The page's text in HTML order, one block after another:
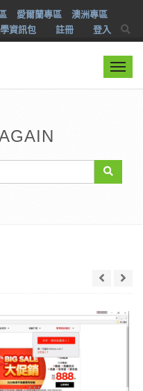
愛爾蘭專區
澳洲專區
資訊包 註冊 登入